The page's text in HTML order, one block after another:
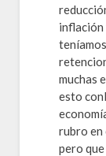
inflación
muchas
esto
rubro en
pero